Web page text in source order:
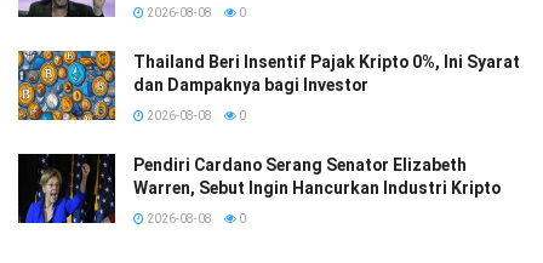
2026-08-08 0
Thailand Beri Insentif Pajak Kripto 0%, Ini Syarat
dan Dampaknya bagi Investor
2026-08-08 0
Pendiri Cardano Serang Senator Elizabeth
Warren, Sebut Ingin Hancurkan Industri Kripto
2026-08-08 0